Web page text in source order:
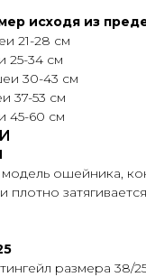
исходя из
21-28 см
25-34 см
30-43 см
37-53 см
45-60 см
ошейника,
плотно
размера 38/